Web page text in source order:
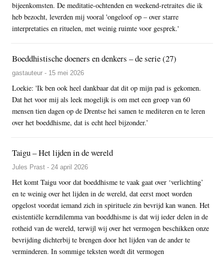
bijeenkomsten. De meditatie-ochtenden en weekend-retraites die ik
heb bezocht, leverden mij vooral 'ongeloof op – over starre
interpretaties en rituelen, met weinig ruimte voor gesprek.'
Boeddhistische doeners en denkers – de serie (27)
gastauteur - 15 mei 2026
Loekie: 'Ik ben ook heel dankbaar dat dit op mijn pad is gekomen.
Dat het voor mij als leek mogelijk is om met een groep van 60
mensen tien dagen op de Drentse hei samen te mediteren en te leren
over het boeddhisme, dat is echt heel bijzonder.’
Taigu – Het lijden in de wereld
Jules Prast - 24 april 2026
Het komt Taigu voor dat boeddhisme te vaak gaat over ‘verlichting’
en te weinig over het lijden in de wereld, dat eerst moet worden
opgelost voordat iemand zich in spirituele zin bevrijd kan wanen. Het
existentiële kerndilemma van boeddhisme is dat wij ieder delen in de
rotheid van de wereld, terwijl wij over het vermogen beschikken onze
bevrijding dichterbij te brengen door het lijden van de ander te
verminderen. In sommige teksten wordt dit vermogen